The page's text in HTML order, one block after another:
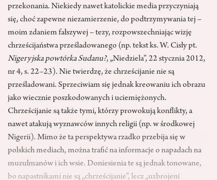
przekonania. Niekiedy nawet katolickie media przyczyniają
się, choć zapewne niezamierzenie, do podtrzymywania tej –
moim zdaniem fałszywej – tezy, rozpowszechniając wizję
chrześcijaństwa prześladowanego (np. tekst ks. W. Cisły pt.
Nigeryjska powtórka Sudanu?, „Niedziela”, 22 stycznia 2012,
nr 4, s. 22–23). Nie twierdzę, że chrześcijanie nie są
prześladowani. Sprzeciwiam się jednak kreowaniu ich obrazu
jako wiecznie poszkodowanych i uciemiężonych.
Chrześcijanie są także tymi, którzy prowokują konflikty, a
nawet atakują wyznawców innych religii (np. w środkowej
Nigerii). Mimo że ta perspektywa rzadko przebija się w
polskich mediach, można trafić na informacje o napadach na
muzułmanów i ich wsie. Doniesienia te są jednak tonowane,
bo napastnikami nie są „chrześcijanie”, lecz „uzbrojeni